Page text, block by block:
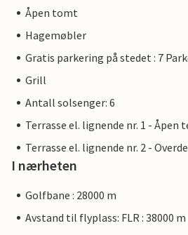
Åpen tomt
Hagemøbler
Gratis parkering på stedet : 7
Grill
Antall solsenger: 6
Terrasse el. lignende nr. 1 - Åpen
Terrasse el. lignende nr. 2 -
I nærheten
Golfbane : 28000 m
Avstand til flyplass: FLR : 38000 m